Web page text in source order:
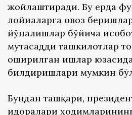
жойлаштиради. Бу ерда
лойиҳаларга овоз
йўналишлар бўйича
мутасадди ташкилотлар
оширилган ишлар
билдиришлари мумкин
Бундан ташқари,
идоралари